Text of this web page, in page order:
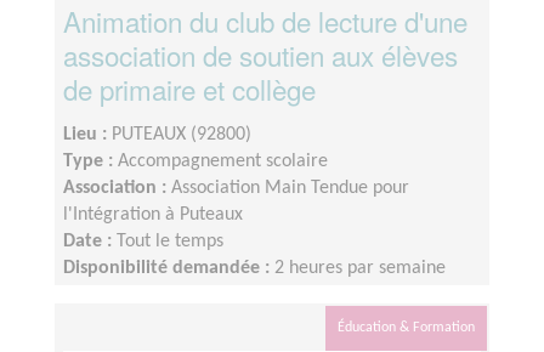
Animation du club de lecture d'une
association de soutien aux élèves
de primaire et collège
Lieu : PUTEAUX (92800)
Type : Accompagnement scolaire
Association : Association Main Tendue pour
l'Intégration à Puteaux
Date :
Tout le temps
Disponibilité demandée : 2 heures par semaine
Éducation & Formation